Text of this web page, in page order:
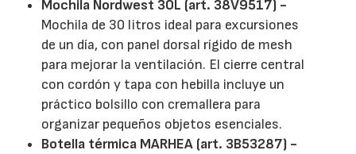
Mochila Nordwest 30L (art. 38V9517) -
Mochila de 30 litros ideal para excursiones
de un día, con panel dorsal rígido de mesh
para mejorar la ventilación. El cierre central
con cordón y tapa con hebilla incluye un
práctico bolsillo con cremallera para
organizar pequeños objetos esenciales.
Botella térmica MARHEA (art. 3B53287) -